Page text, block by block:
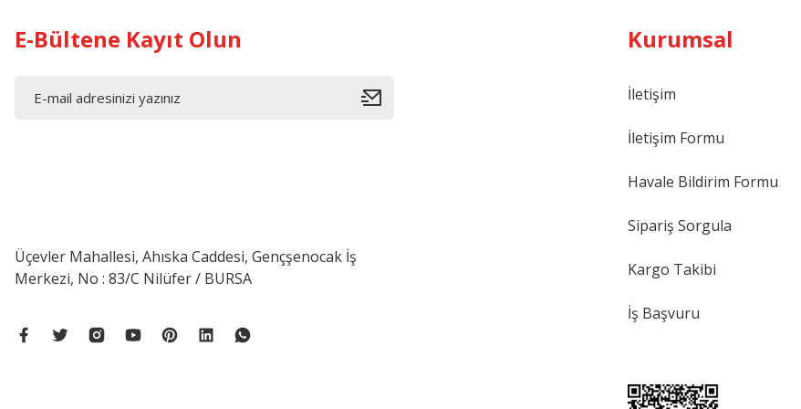
E-Bültene Kayıt Olun
Üçevler Mahallesi, Ahıska Caddesi, Gençşenocak İş
Merkezi, No : 83/C Nilüfer / BURSA
Kurumsal
İletişim
İletişim Formu
Havale Bildirim Formu
Sipariş Sorgula
Kargo Takibi
İş Başvuru